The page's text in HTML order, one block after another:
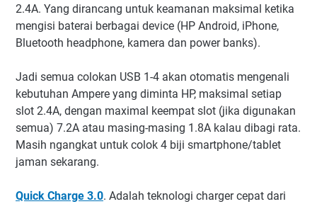
2.4A. Yang dirancang untuk keamanan maksimal ketika
mengisi baterai berbagai device (HP Android, iPhone,
Bluetooth headphone, kamera dan power banks).
Jadi semua colokan USB 1-4 akan otomatis mengenali
kebutuhan Ampere yang diminta HP, maksimal setiap
slot 2.4A, dengan maximal keempat slot (jika digunakan
semua) 7.2A atau masing-masing 1.8A kalau dibagi rata.
Masih ngangkat untuk colok 4 biji smartphone/tablet
jaman sekarang.
Quick Charge 3.0. Adalah teknologi charger cepat dari